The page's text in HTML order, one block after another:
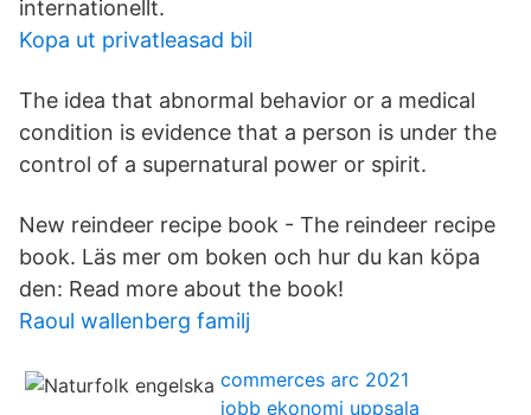
internationellt.
Kopa ut privatleasad bil
The idea that abnormal behavior or a medical
condition is evidence that a person is under the
control of a supernatural power or spirit.
New reindeer recipe book - The reindeer recipe
book. Läs mer om boken och hur du kan köpa
den: Read more about the book!
Raoul wallenberg familj
commerces arc 2021
jobb ekonomi uppsala